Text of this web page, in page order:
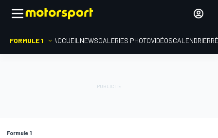
FORMULE 1 ACCUEIL NEWSGALERIES PHOTOVIDÉOSCALENDRIER
Formule 1